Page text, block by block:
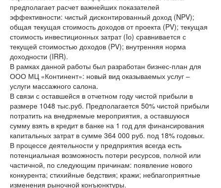
предполагает расчет важнейших показателей
эффективности: чистый дисконтированный доход (NPV);
общая текущая стоимость доходов от проекта (PV); текущая
стоимость инвестиционных затрат (Iо) сравнивается с
текущей стоимостью доходов (PV); внутренняя норма
доходности (IRR).
В рамках данной работы был разработан бизнес-план для
ООО МЦ «Континент»: новый вид оказываемых услуг –
услуги массажного салона.
В связи с оставшейся в отчетном году чистой прибыли в
размере 1048 тыс.руб. Предполагается 50% чистой прибыли
потратить на внедряемые мероприятия, а оставшуюся
сумму взять в кредит в банке на 1 год для финансирования
капитальных затрат в сумме 364 000 руб. под 18% годовых.
В процессе деятельности у предприятия всегда есть
потенциальная возможность потери ресурсов, полной или
частичной, по следующим причинам: появление нового
конкурента; стихийные бедствия; кражи; неблагоприятные
изменения рыночной конъюнктуры.